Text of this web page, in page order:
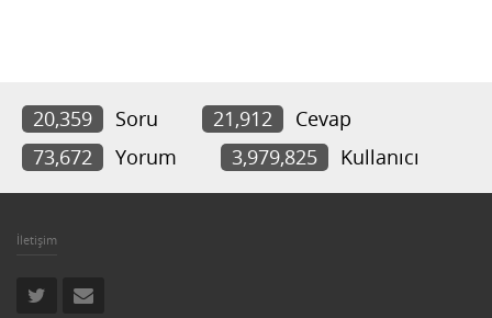
20,359 Soru 21,912
Cevap
73,672
Yorum 3,979,825 Kullanıcı
İletişim